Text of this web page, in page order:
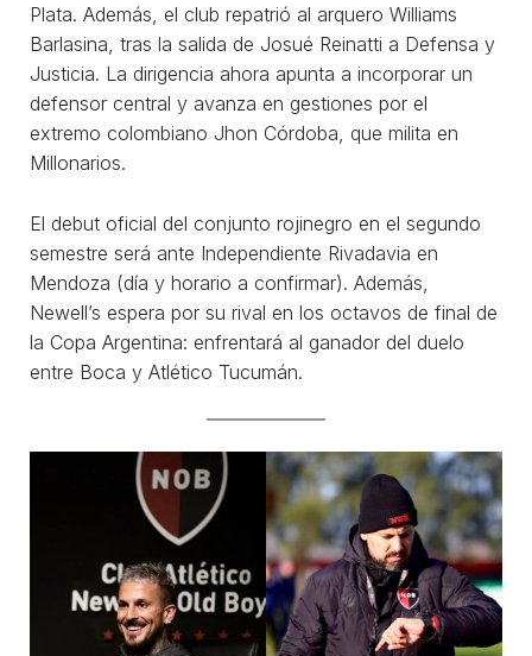
Plata. Además, el club repatrió al arquero Williams
Barlasina, tras la salida de Josué Reinatti a Defensa y
Justicia. La dirigencia ahora apunta a incorporar un
defensor central y avanza en gestiones por el
extremo colombiano Jhon Córdoba, que milita en
Millonarios.
El debut oficial del conjunto rojinegro en el segundo
semestre será ante Independiente Rivadavia en
Mendoza (día y horario a confirmar). Además,
Newell’s espera por su rival en los octavos de final de
la Copa Argentina: enfrentará al ganador del duelo
entre Boca y Atlético Tucumán.